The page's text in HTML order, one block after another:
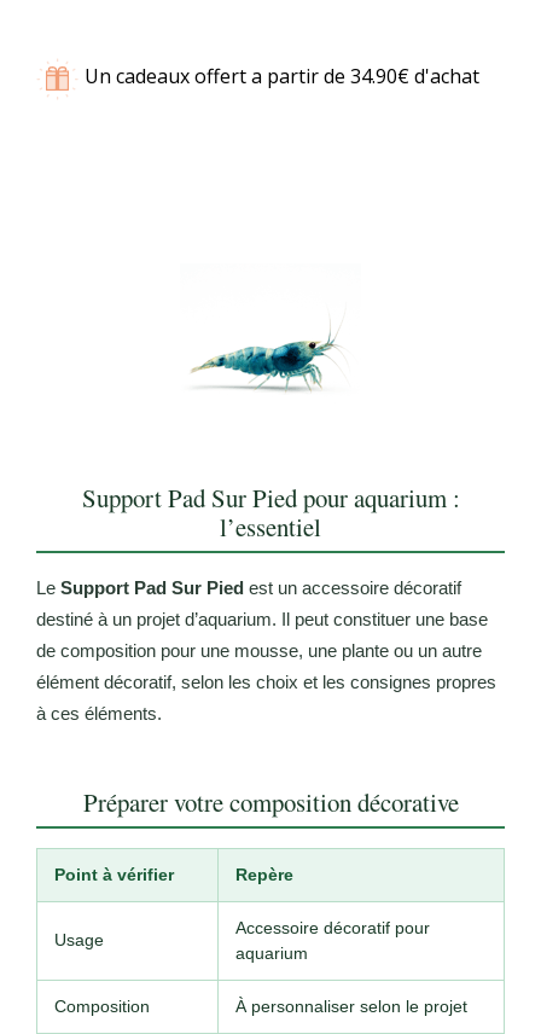
Un cadeaux offert a partir de 34.90€ d'achat
Support Pad Sur Pied pour aquarium :
l’essentiel
Le Support Pad Sur Pied est un accessoire décoratif
destiné à un projet d’aquarium. Il peut constituer une base
de composition pour une mousse, une plante ou un autre
élément décoratif, selon les choix et les consignes propres
à ces éléments.
Préparer votre composition décorative
Point à vérifier Repère
Usage
Accessoire décoratif pour
aquarium
Composition À personnaliser selon le projet